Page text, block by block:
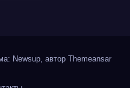
Newsup, автор Themeansar